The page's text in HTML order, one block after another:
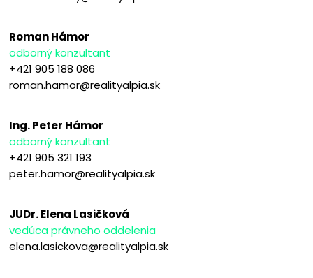
Roman Hámor
odborný konzultant
+421 905 188 086
roman.hamor@realityalpia.sk
Ing. Peter Hámor
odborný konzultant
+421 905 321 193
peter.hamor@realityalpia.sk
JUDr. Elena Lasičková
vedúca právneho oddelenia
elena.lasickova@realityalpia.sk